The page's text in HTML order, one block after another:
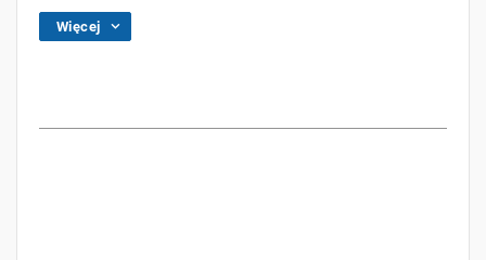
Więcej